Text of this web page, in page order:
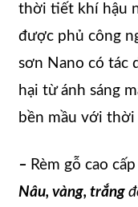
thời tiết khí hậu
được phủ công
sơn Nano có tác
hại từ ánh sáng
bền mầu với thời
– Rèm gỗ cao
Nâu, vàng, trắng